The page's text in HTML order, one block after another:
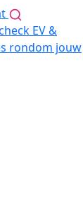
EV &
rondom jouw